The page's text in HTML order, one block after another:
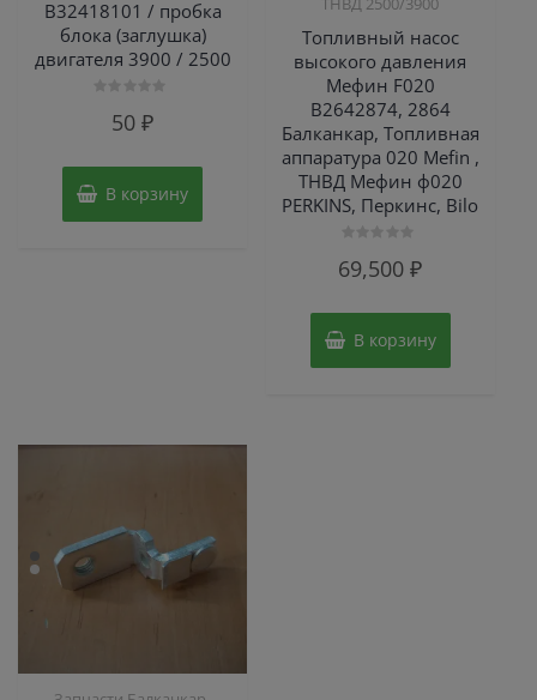
В32418101 / пробка
блока (заглушка)
двигателя 3900 / 2500
50₽
В корзину
Топливный насос
высокого давления
Мефин F020
B2642874, 2864
Балканкар, Топливная
аппаратура 020 Mefin ,
ТНВД Мефин ф020
PERKINS, Перкинс, Bilo
0
69,500₽
В корзину